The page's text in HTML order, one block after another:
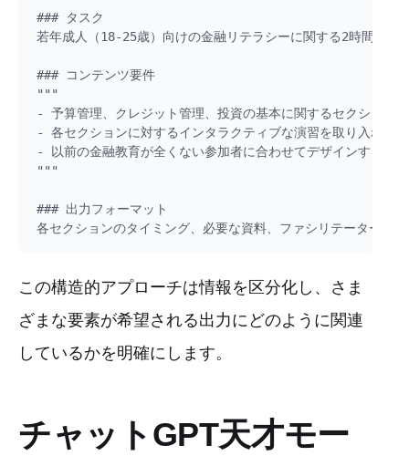
### タスク
若年成人（18-25歳）向けの金融リテラシーに関する2時間のワ
### コンテンツ要件
"""
- 予算管理、クレジット管理、投資の基本に関するセクション
- 各セクションに対するインタラクティブな演習を取り入れる
- 以前の金融教育が全くない参加者に合わせてデザインする
"""
### 出力フォーマット
この構造的アプローチは情報を区分化し、さま
ざまな要素が希望される出力にどのように関連
しているかを明確にします。
チャットGPT天才モー